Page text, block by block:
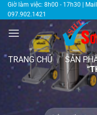
Bỏ
qua
nội
Giờ làm việc: 8h00 - 17h30 |
097.902.1421
TRANG CHỦ / SẢN